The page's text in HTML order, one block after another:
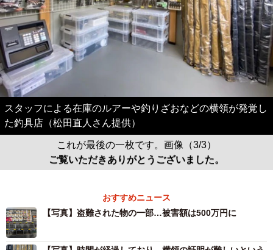
スタッフによる在庫のルアーや釣りざおなどの横領が発覚し
た釣具店（松田直人さん提供）
これが最後の一枚です。画像（3/3）
ご覧いただきありがとうございました。
おすすめニュース
【写真】盗難された物の一部…被害額は500万円に